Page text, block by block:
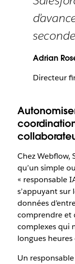
Adrian
Directeur
Chez Webflow,
qu’un simple
« responsable
s’appuyant sur
données
comprendre et
complexes qui
longues
Un